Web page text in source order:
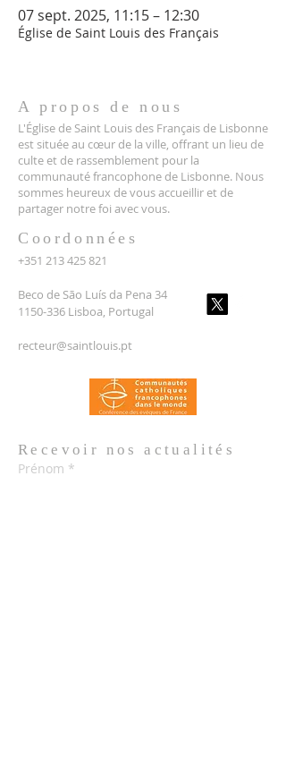
07 sept. 2025, 11:15 – 12:30
Église de Saint Louis des Français
A propos de nous
L'Église de Saint Louis des Français de Lisbonne
est située au cœur de la ville, offrant un lieu de
culte et de rassemblement pour la
communauté francophone de Lisbonne. Nous
sommes heureux de vous accueillir et de
partager notre foi avec vous.
Coordonnées
+351 213 425 821
Beco de São Luís da Pena 34
1150-336 Lisboa, Portugal
recteur@saintlouis.pt
Recevoir nosactualités
Prénom *